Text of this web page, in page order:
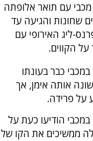
עם תואר אלופתה
שחונות והגיעה עד
ליג האירופי עם
הקווים.
כבר בעונתו
אותה אימן, אך
על פרידה.
הודיעו כעת על
ממשיכים את הקו של